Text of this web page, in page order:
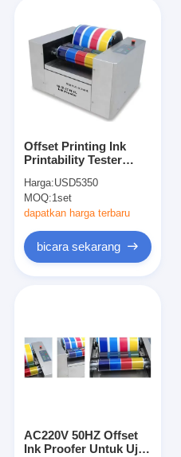
Laser cutting mesin
Memotong baja aturan
mati peralatan pemotongan
Mesin Auto Bender
mesin laminating industri
Otomatis Mesin Percetakan
Posting Tekan Peralatan
Perlengkapan lainnya
Offset Printing Ink
Printability Tester
50HZ
Harga:USD5350
MOQ:1set
dapatkan harga terbaru
bicara sekarang
AC220V 50HZ Offset
Ink Proofer Untuk Uji